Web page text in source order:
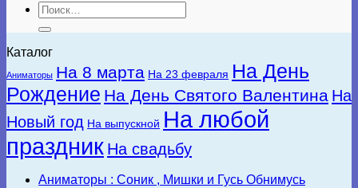
Искать:
Каталог
Аниматоры На 8 марта На 23 февраля На День
Рождение На День Святого Валентина На
Новый год На выпускной На любой
праздник На свадьбу
Аниматоры : Соник , Мишки и Гусь Обнимусь